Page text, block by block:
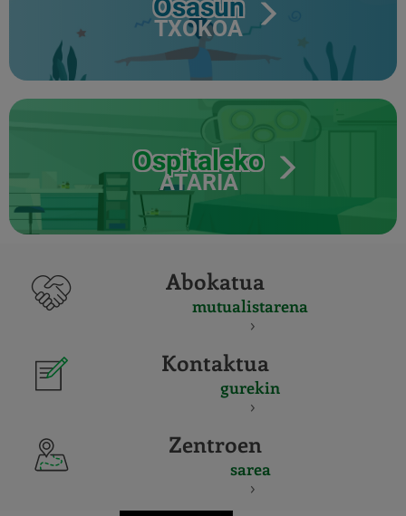
Osasun
TXOKOA
Ospitaleko
ATARIA
Abokatua
mutualistarena
Kontaktua
gurekin
Zentroen
sarea